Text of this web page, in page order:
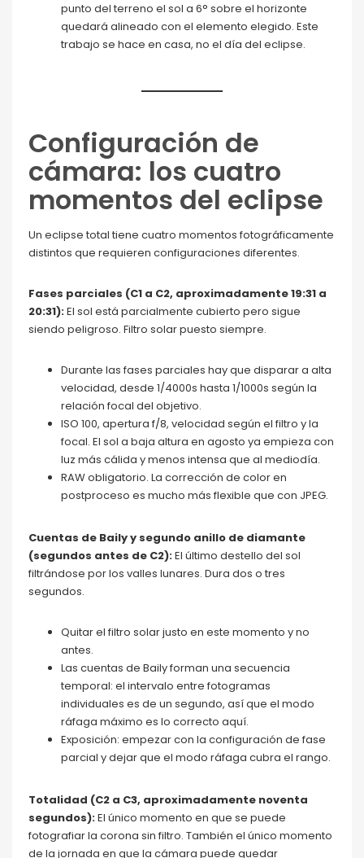
punto del terreno el sol a 6° sobre el horizonte
quedará alineado con el elemento elegido. Este
trabajo se hace en casa, no el día del eclipse.
Configuración de
cámara: los cuatro
momentos del eclipse
Un eclipse total tiene cuatro momentos fotográficamente
distintos que requieren configuraciones diferentes.
Fases parciales (C1 a C2, aproximadamente 19:31 a
20:31):El sol está parcialmente cubierto pero sigue
siendo peligroso. Filtro solar puesto siempre.
Durante las fases parciales hay que disparar a alta
velocidad, desde 1/4000s hasta 1/1000s según la
relación focal del objetivo.
ISO 100, apertura f/8, velocidad según el filtro y la
focal. El sol a baja altura en agosto ya empieza con
luz más cálida y menos intensa que al mediodía.
RAW obligatorio. La corrección de color en
postproceso es mucho más flexible que con JPEG.
Cuentas de Baily y segundo anillo de diamante
(segundos antes de C2):El último destello del sol
filtrándose por los valles lunares. Dura dos o tres
segundos.
Quitar el filtro solar justo en este momento y no
antes.
Las cuentas de Baily forman una secuencia
temporal: el intervalo entre fotogramas
individuales es de un segundo, así que el modo
ráfaga máximo es lo correcto aquí.
Exposición: empezar con la configuración de fase
parcial y dejar que el modo ráfaga cubra el rango.
Totalidad (C2 a C3, aproximadamente noventa
segundos):El único momento en que se puede
fotografiar la corona sin filtro. También el único momento
de la jornada en que la cámara puede quedar